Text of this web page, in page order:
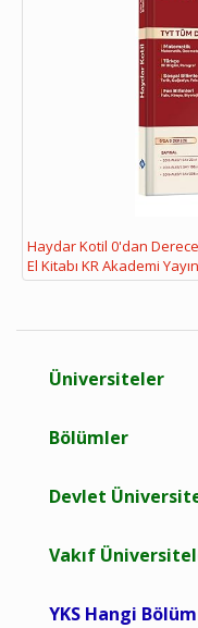
Haydar Kotil 0'dan
El Kitabı KR Akademi
Üniversiteler
Bölümler
Devlet
Vakıf
YKS Hangi